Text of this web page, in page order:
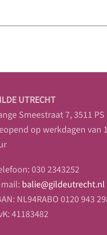
UTRECHT
Smeestraat 7, 3511
op werkdagen van
030 2343252
balie@gildeutrecht.nl
NL94RABO 0120 943
41183482